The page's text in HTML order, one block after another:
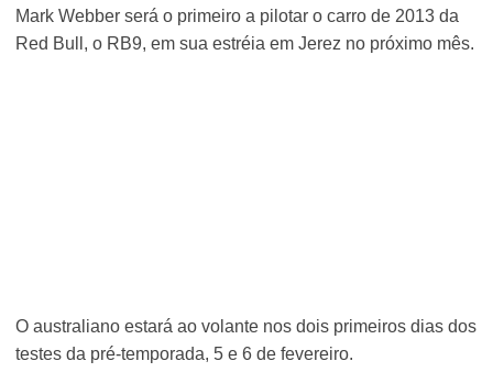
Mark Webber será o primeiro a pilotar o carro de 2013 da
Red Bull, o RB9, em sua estréia em Jerez no próximo mês.
O australiano estará ao volante nos dois primeiros dias dos
testes da pré-temporada, 5 e 6 de fevereiro.